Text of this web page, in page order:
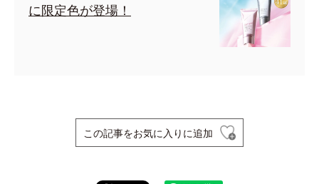
に限定色が登場！
この記事をお気に入りに追加